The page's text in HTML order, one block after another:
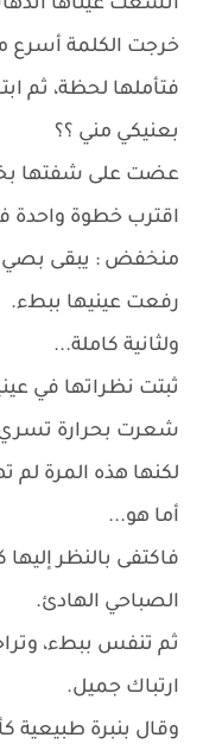
اتسعت عيناها
خرجت الكلمة أسرع
فتأملها لحظة، ثم
بعنيكي مني ؟؟
عضت على شفتها
اقترب خطوة واحدة
منخفض : يبقى بصي
رفعت عينيها ببطء.
ولثانية كاملة...
ثبتت نظراتها في
شعرت بحرارة
لكنها هذه المرة لم
أما هو...
فاكتفى بالنظر
الصباحي الهادئ.
ثم تنفس ببطء،
ارتباك جميل.
وقال بنبرة